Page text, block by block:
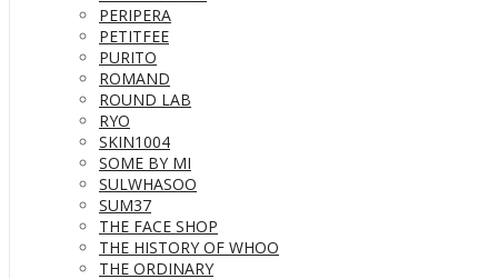
PERIPERA
PETITFEE
PURITO
ROMAND
ROUND LAB
RYO
SKIN1004
SOME BY MI
SULWHASOO
SUM37
THE FACE SHOP
THE HISTORY OF WHOO
THE ORDINARY